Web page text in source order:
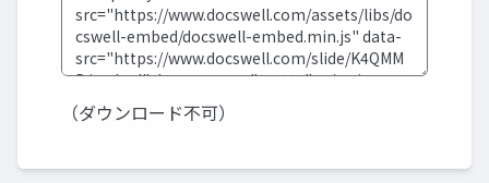
（ダウンロード不可）